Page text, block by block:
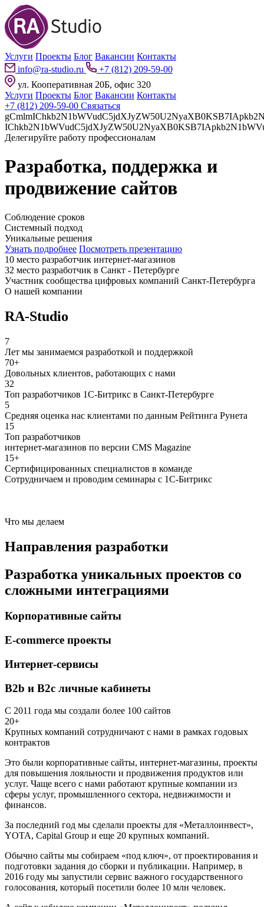
Услуги Проекты Блог Вакансии Контакты
info@ra-studio.ru
+7 (812) 209-59-00
ул. Кооперативная 20Б, офис 320
Услуги Проекты Блог Вакансии Контакты
+7 (812) 209-59-00 Связаться
Делегируйте работу профессионалам
Разработка, поддержка и
продвижение сайтов
Соблюдение сроков
Системный подход
Уникальные решения
Узнать подробнее Посмотреть презентацию
10 место разработчик интернет-магазинов
32 место разработчик в Санкт - Петербурге
Участник сообщества цифровых компаний Санкт-Петербурга
О нашей компании
RA-Studio
7
Лет мы занимаемся разработкой и поддержкой
70+
Довольных клиентов, работающих с нами
32
Топ разработчиков 1С-Битрикс в Санкт-Петербурге
5
Средняя оценка нас клиентами по данным Рейтинга Рунета
15
Топ разработчиков
интернет-магазинов по версии CMS Magazine
15+
Сертифицированных специалистов в команде
Сотрудничаем и проводим семинары с 1С-Битрикс
Что мы делаем
Направления разработки
Разработка уникальных проектов со
сложными интеграциями
Корпоративные сайты
E-commerce проекты
Интернет-сервисы
B2b и B2c личные кабинеты
С 2011 года мы создали более 100 сайтов
20+
Крупных компаний сотрудничают с нами в рамках годовых
контрактов
Это были корпоративные сайты, интернет-магазины, проекты
для повышения лояльности и продвижения продуктов или
услуг. Чаще всего с нами работают крупные компании из
сферы услуг, промышленного сектора, недвижимости и
финансов.
За последний год мы сделали проекты для «Металлоинвест»,
YOTA, Capital Group и еще 20 крупных компаний.
Обычно сайты мы собираем «под ключ», от проектирования и
подготовки задания до сборки и публикации. Например, в
2016 году мы запустили сервис важного государственного
голосования, который посетили более 10 млн человек.